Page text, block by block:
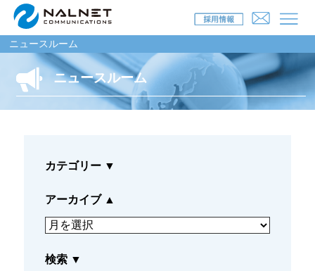
ニュースルーム
ニュースルーム
カテゴリー ▼
アーカイブ ▲
検索 ▼
リース会社のお客様
自動車リース提携(LMS)
残価保証
マイカーリースサポート
車両買取